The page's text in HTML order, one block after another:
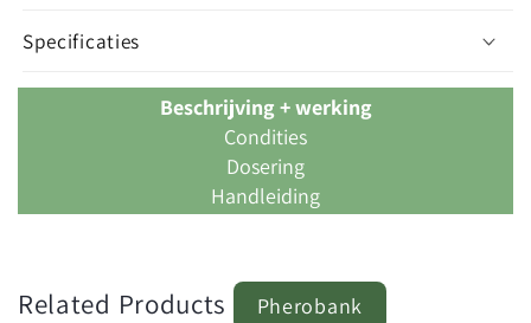
Feromoon
-
-
1
Specificaties
Beschrijving + werking
Condities
Dosering
Handleiding
Related Products
Pherobank